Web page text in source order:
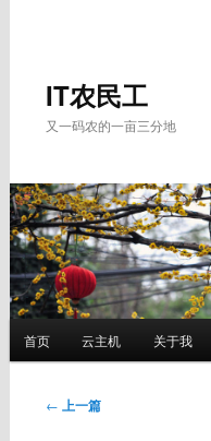
IT农民工
又一码农的一亩三分地
首页 云主机 关于我
文
← 上一篇